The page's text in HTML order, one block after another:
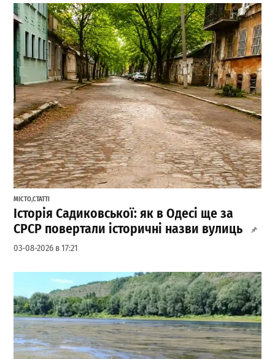
МІСТО,СТАТТІ
Історія Садиковської: як в Одесі ще за
СРСР повертали історичні назви вулиць
03-08-2026 в 17:21